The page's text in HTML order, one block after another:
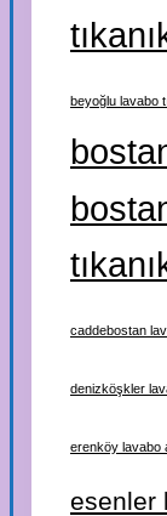
beyoğlu lavabo
caddebostan
denizköşkler
erenköy lavabo
esenler